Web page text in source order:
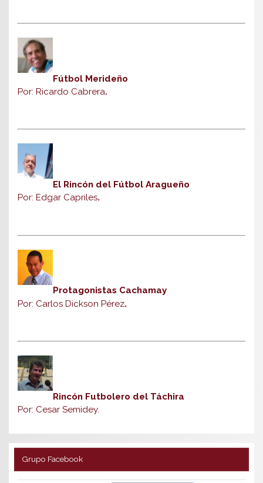
Fútbol Merideño
Por: Ricardo Cabrera.
El Rincón del Fútbol Aragueño
Por: Edgar Capriles.
Protagonistas Cachamay
Por: Carlos Dickson Pérez.
Rincón Futbolero del Táchira
Por: Cesar Semidey.
Grupo Facebook